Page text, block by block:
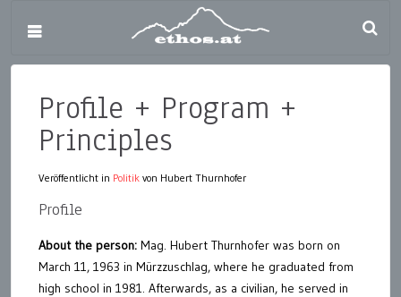
Profile + Program +
Principles
Veröffentlicht in Politik von Hubert Thurnhofer
Profile
About the person: Mag. Hubert Thurnhofer was born on
March 11, 1963 in Mürzzuschlag, where he graduated from
high school in 1981. Afterwards, as a civilian, he served in